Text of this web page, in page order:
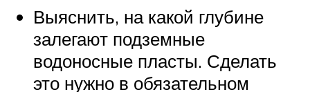
Выяснить, на какой глубине
залегают подземные
водоносные пласты. Сделать
это нужно в обязательном